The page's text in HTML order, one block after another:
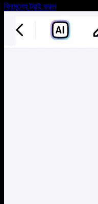
বিনামূল্যে ট্রাই করুন